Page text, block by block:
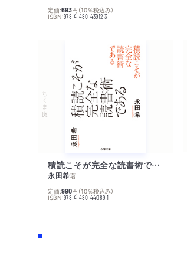
定価:693円 （10％税込み）
ISBN:978-4-480-43912-3
ちくま文庫
積読こそが完全な読書術である
永田希著
定価:990円 （10％税込み）
ISBN:978-4-480-44089-1